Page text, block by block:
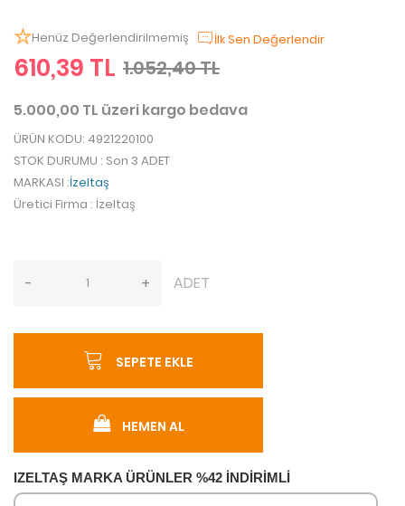
Henüz Değerlendirilmemiş İlk Sen Değerlendir
610,39 TL 1.052,40 TL
5.000,00 TL üzeri kargo bedava
ÜRÜN KODU: 4921220100
STOK DURUMU : Son 3 ADET
MARKASI :İzeltaş
Üretici Firma : İzeltaş
- + ADET
SEPETE EKLE
HEMEN AL
IZELTAŞ MARKA ÜRÜNLER %42 İNDİRİMLİ